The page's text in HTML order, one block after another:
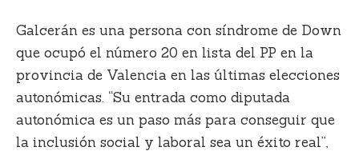
Galcerán es una persona con síndrome de Down
que ocupó el número 20 en lista del PP en la
provincia de Valencia en las últimas elecciones
autonómicas. “Su entrada como diputada
autonómica es un paso más para conseguir que
la inclusión social y laboral sea un éxito real”,